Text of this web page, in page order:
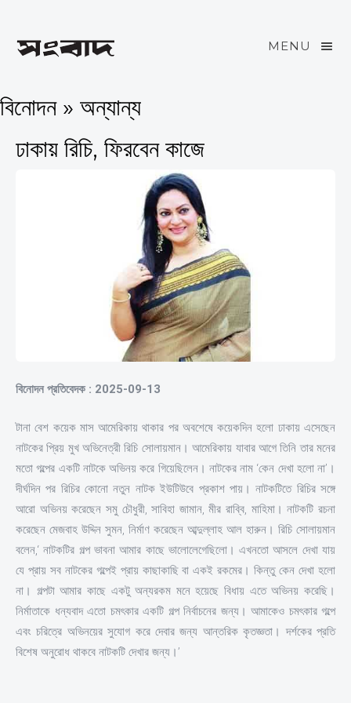
MENU
বিনোদন » অন্যান্য
ঢাকায় রিচি, ফিরবেন কাজে
বিনোদন প্রতিবেদক : 2025-09-13
টানা বেশ কয়েক মাস আমেরিকায় থাকার পর অবশেষে কয়েকদিন হলো ঢাকায় এসেছেন
নাটকের প্রিয় মুখ অভিনেত্রী রিচি সোলায়মান। আমেরিকায় যাবার আগে তিনি তার মনের
মতো গল্পের একটি নাটকে অভিনয় করে গিয়েছিলেন। নাটকের নাম ‘কেন দেখা হলো না’।
দীর্ঘদিন পর রিচির কোনো নতুন নাটক ইউটিউবে প্রকাশ পায়। নাটকটিতে রিচির সঙ্গে
আরো অভিনয় করেছেন সমু চৌধুরী, সাবিহা জামান, মীর রাব্বি, মাহিমা। নাটকটি রচনা
করেছেন মেজবাহ উদ্দিন সুমন, নির্মাণ করেছেন আব্দুল্লাহ আল হারুন। রিচি সোলায়মান
বলেন,‘ নাটকটির গল্প ভাবনা আমার কাছে ভালোলেগেছিলো। এখনতো আসলে দেখা যায়
যে প্রায় সব নাটকের গল্পেই প্রায় কাছাকাছি বা একই রকমের। কিন্তু কেন দেখা হলো
না। গল্পটা আমার কাছে একটু অন্যরকম মনে হয়েছে বিধায় এতে অভিনয় করেছি।
নির্মাতাকে ধন্যবাদ এতো চমৎকার একটি গল্প নির্বাচনের জন্য। আমাকেও চমৎকার গল্পে
এবং চরিত্রে অভিনয়ের সুযোগ করে দেবার জন্য আন্তরিক কৃতজ্ঞতা। দর্শকের প্রতি
বিশেষ অনুরোধ থাকবে নাটকটি দেখার জন্য।’